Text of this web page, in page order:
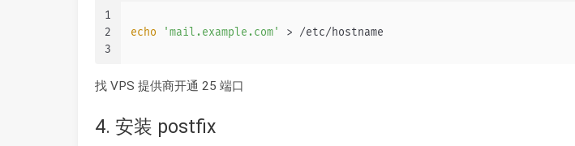
1
2
3
echo 'mail.example.com' > /etc/hostname
找 VPS 提供商开通 25 端口
4. 安装 postfix